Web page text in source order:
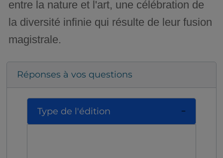
entre la nature et l'art, une célébration de
la diversité infinie qui résulte de leur fusion
magistrale.
Réponses à vos questions
Type de l'édition